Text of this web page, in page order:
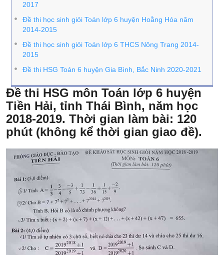
2017
Đề thi học sinh giỏi Toán lớp 6 huyện Hoằng Hóa năm
2014-2015
Đề thi học sinh giỏi Toán lớp 6 THCS Nông Trang 2014-
2015
Đề thi HSG Toán 6 huyện Gia Bình, Bắc Ninh 2020-2021
Đề thi HSG môn Toán lớp 6 huyện
Tiền Hải, tỉnh Thái Bình, năm học
2018-2019. Thời gian làm bài: 120
phút (không kể thời gian giao đề).